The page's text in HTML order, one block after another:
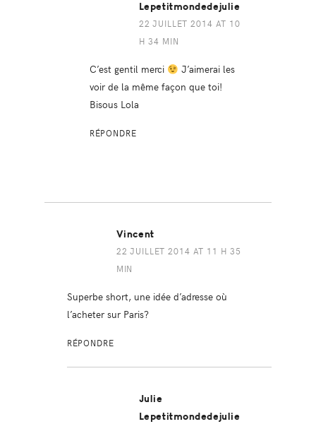
Lepetitmondedejulie
22 JUILLET 2014 AT 10
H 34 MIN
C’est gentil merci
J’aimerai les
voir de la même façon que toi!
Bisous Lola
RÉPONDRE
Vincent
22 JUILLET 2014 AT 11 H 35
MIN
Superbe short, une idée d’adresse où
l’acheter sur Paris?
RÉPONDRE
Julie
Lepetitmondedejulie